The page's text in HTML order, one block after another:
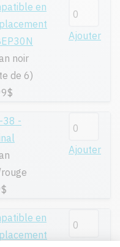
en
noir
de 6)
Ajouter
38 -
Ajouter
en